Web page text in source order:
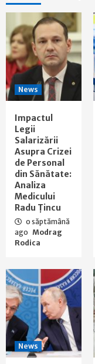
News
Impactul
Legii
Salarizării
Asupra Crizei
de Personal
din Sănătate:
Analiza
Medicului
Radu Țincu
o săptămână
ago Modrag
Rodica
News